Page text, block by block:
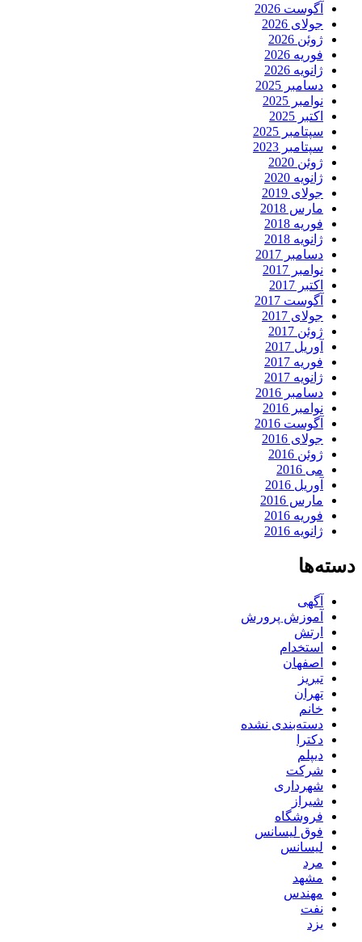
آگوست 2026
جولای 2026
ژوئن 2026
فوریه 2026
ژانویه 2026
دسامبر 2025
نوامبر 2025
اکتبر 2025
سپتامبر 2025
سپتامبر 2023
ژوئن 2020
ژانویه 2020
جولای 2019
مارس 2018
فوریه 2018
ژانویه 2018
دسامبر 2017
نوامبر 2017
اکتبر 2017
آگوست 2017
جولای 2017
ژوئن 2017
آوریل 2017
فوریه 2017
ژانویه 2017
دسامبر 2016
نوامبر 2016
آگوست 2016
جولای 2016
ژوئن 2016
می 2016
آوریل 2016
مارس 2016
فوریه 2016
ژانویه 2016
دسته‌ها
آگهی
آموزش پرورش
ارتش
استخدام
اصفهان
تبریز
تهران
خانم
دسته‌بندی نشده
دکترا
دیپلم
شرکت
شهرداری
شیراز
فروشگاه
فوق لیسانس
لیسانس
مرد
مشهد
مهندس
نفت
یزد